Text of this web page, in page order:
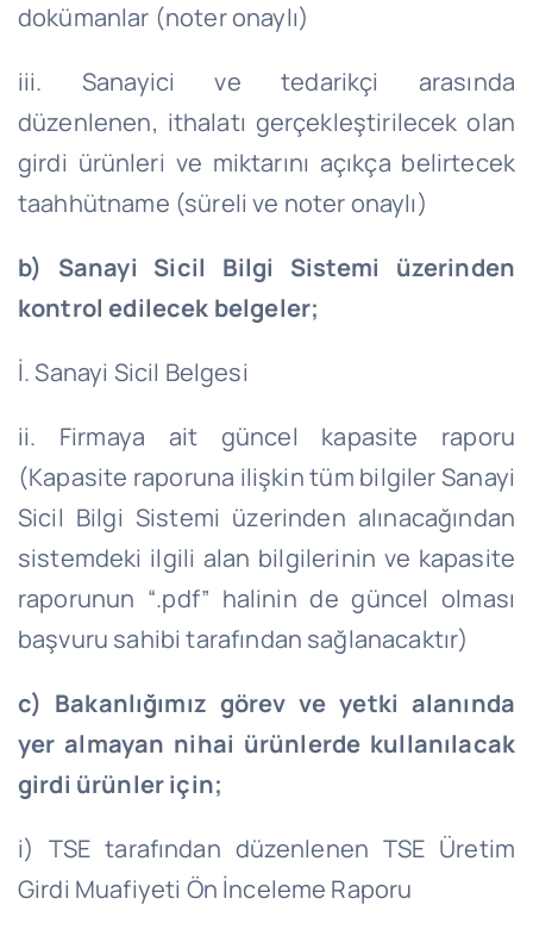
dokümanlar (noter onaylı)
iii. Sanayici ve tedarikçi arasında
düzenlenen, ithalatı gerçekleştirilecek olan
girdi ürünleri ve miktarını açıkça belirtecek
taahhütname (süreli ve noter onaylı)
b) Sanayi Sicil Bilgi Sistemi üzerinden
kontrol edilecek belgeler;
İ. Sanayi Sicil Belgesi
ii. Firmaya ait güncel kapasite raporu
(Kapasite raporuna ilişkin tüm bilgiler Sanayi
Sicil Bilgi Sistemi üzerinden alınacağından
sistemdeki ilgili alan bilgilerinin ve kapasite
raporunun “.pdf” halinin de güncel olması
başvuru sahibi tarafından sağlanacaktır)
c) Bakanlığımız görev ve yetki alanında
yer almayan nihai ürünlerde kullanılacak
girdi ürünler için;
i) TSE tarafından düzenlenen TSE Üretim
Girdi Muafiyeti Ön İnceleme Raporu